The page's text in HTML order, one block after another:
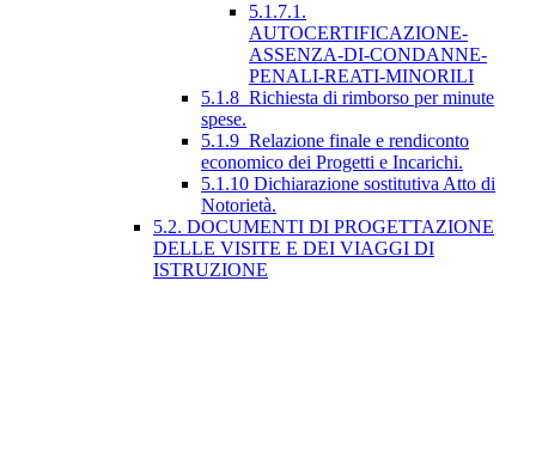
5.1.7.1.
AUTOCERTIFICAZIONE-
ASSENZA-DI-CONDANNE-
PENALI-REATI-MINORILI
5.1.8_Richiesta di rimborso per minute
spese.
5.1.9_Relazione finale e rendiconto
economico dei Progetti e Incarichi.
5.1.10 Dichiarazione sostitutiva Atto di
Notorietà.
5.2. DOCUMENTI DI PROGETTAZIONE
DELLE VISITE E DEI VIAGGI DI
ISTRUZIONE